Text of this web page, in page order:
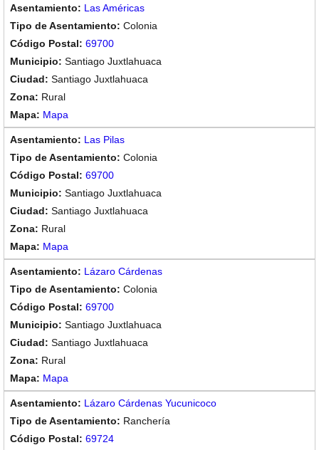
Las Américas
Colonia
69700
Santiago Juxtlahuaca
Santiago Juxtlahuaca
Rural
Mapa
Las Pilas
Colonia
69700
Santiago Juxtlahuaca
Santiago Juxtlahuaca
Rural
Mapa
Lázaro Cárdenas
Colonia
69700
Santiago Juxtlahuaca
Santiago Juxtlahuaca
Rural
Mapa
Lázaro Cárdenas Yucunicoco
Ranchería
69724